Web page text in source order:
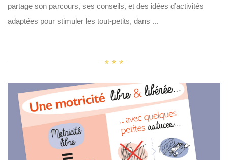
partage son parcours, ses conseils, et des idées d’activités
adaptées pour stimuler les tout-petits, dans ...